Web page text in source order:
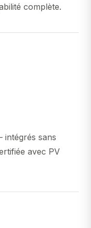
complète.
sans
avec PV